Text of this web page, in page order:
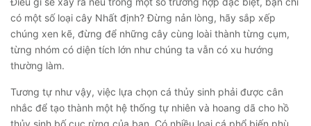
có một số loại cây Nhất định? Đừng nản lòng, hãy sắp xếp
chúng xen kẽ, đừng để những cây cùng loài thành từng cụm,
từng nhóm có diện tích lớn như chúng ta vẫn có xu hướng
thường làm.
Tương tự như vậy, việc lựa chọn cá thủy sinh phải được cân
nhắc để tạo thành một hệ thống tự nhiên và hoang dã cho hồ